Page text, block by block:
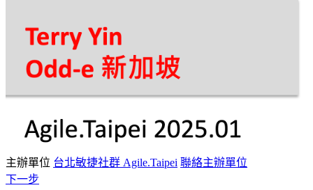
主辦單位 台北敏捷社群 Agile.Taipei 聯絡主辦單位
下一步